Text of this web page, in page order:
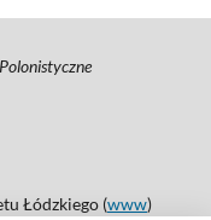
Łódzkiego (www)